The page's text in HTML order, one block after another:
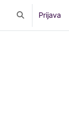
Toggle search
Prijava